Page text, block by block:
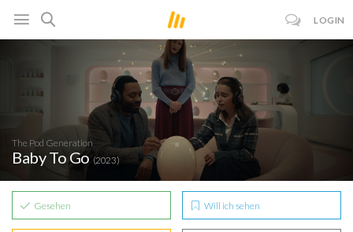
LOGIN
The Pod Generation
Baby To Go (2023)
Gesehen Will ich sehen